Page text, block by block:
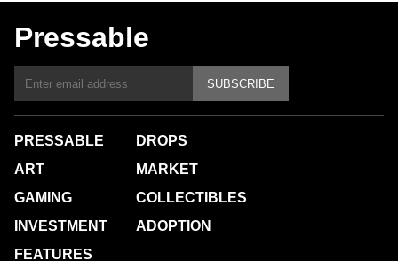
Pressable
SUBSCRIBE
PRESSABLE
ART
GAMING
INVESTMENT
FEATURES
DROPS
MARKET
COLLECTIBLES
ADOPTION